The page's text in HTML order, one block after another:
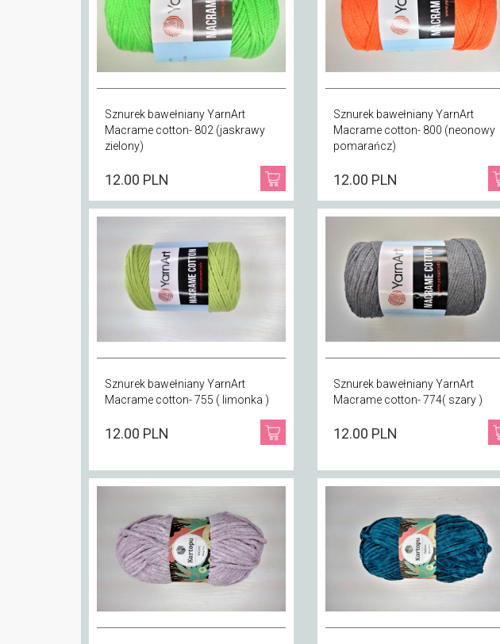
Sznurek bawełniany YarnArt
Macrame cotton- 802 (jaskrawy
zielony)
12.00 PLN
Sznurek bawełniany YarnArt
Macrame cotton- 800 (neonowy
pomarańcz)
12.00 PLN
Sznurek bawełniany YarnArt
Macrame cotton- 755 ( limonka )
12.00 PLN
Sznurek bawełniany YarnArt
Macrame cotton- 774( szary )
12.00 PLN